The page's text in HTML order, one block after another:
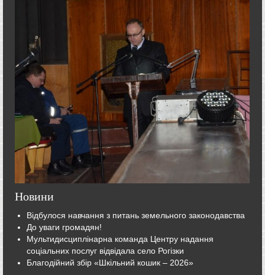
Новини
Відбулося навчання з питань земельного законодавства
До уваги громадян!
Мультидисциплінарна команда Центру надання
соціальних послуг відвідала село Рогізки
Благодійний збір «Шкільний кошик – 2026»